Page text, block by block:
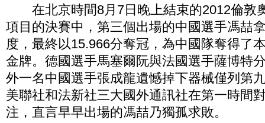
在北京時間8月7日晚上結束的2012倫敦
項目的決賽中，第三個出場的中國選手馮喆
度，最終以15.966分奪冠，為中國隊奪得了
金牌。德國選手馬塞爾阮與法國選手薩博特
外一名中國選手張成龍遺憾掉下器械僅列第
美聯社和法新社三大國外通訊社在第一時間
注，直言早早出場的馮喆乃獨孤求敗。